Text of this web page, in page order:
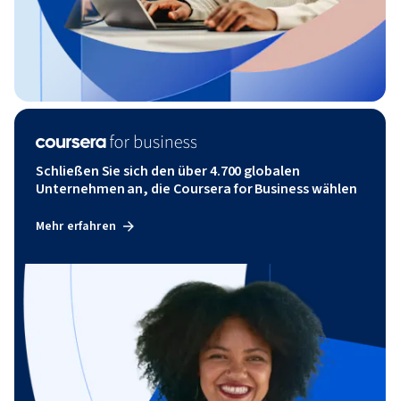
Schließen Sie sich den über 4.700 globalen
Unternehmen an, die Coursera for Business wählen
Mehr erfahren